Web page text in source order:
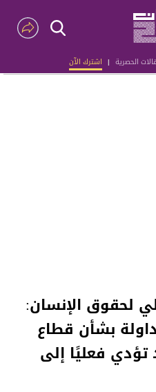
الحصرية | اشترك الآن
لحقوق الإنسان:
بشأن قطاع
فعليًا إلى